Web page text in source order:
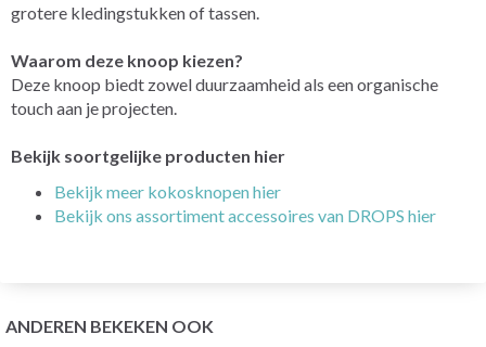
grotere kledingstukken of tassen.
Waarom deze knoop kiezen?
Deze knoop biedt zowel duurzaamheid als een organische
touch aan je projecten.
Bekijk soortgelijke producten hier
Bekijk meer kokosknopen hier
Bekijk ons assortiment accessoires van DROPS hier
ANDEREN BEKEKEN OOK